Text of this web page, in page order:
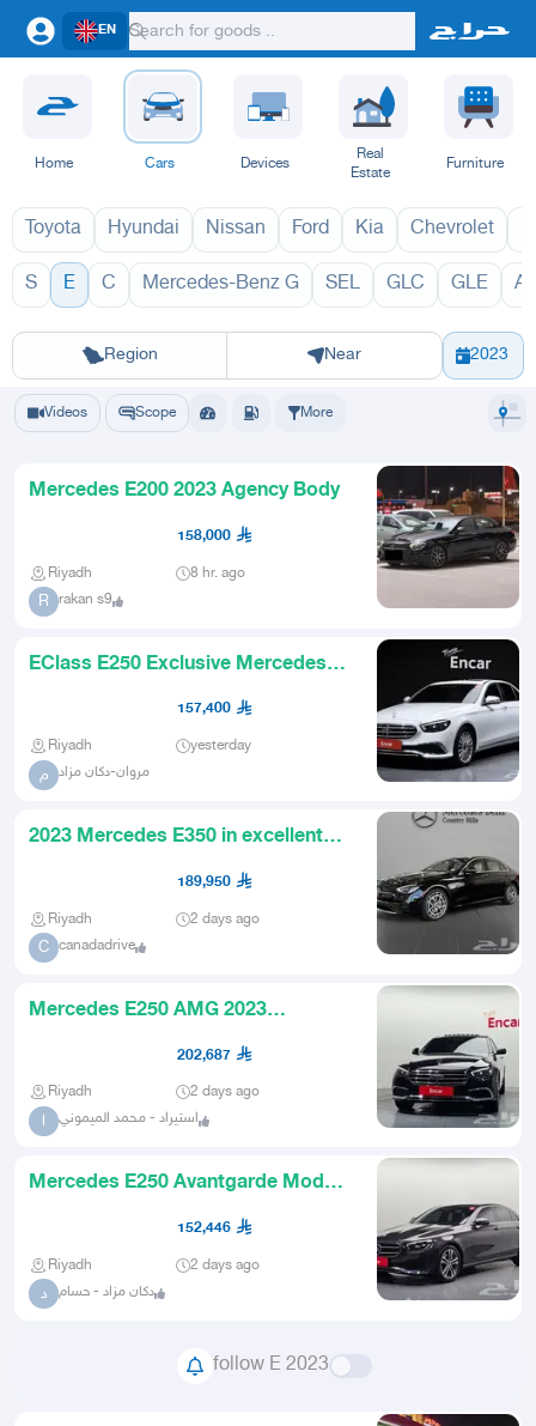
EN
Home Cars Devices
Real
Estate
Furniture
Toyota Hyundai Nissan Ford Kia Chevrolet
S E C Mercedes-Benz G SEL GLC GLE
Region
Riyadh Eastern Region Yanbu Hafar Al Batin Madinah
Near 2023
E 2027 E
Videos Scope More
Mercedes E200 2023 Agency Body
158,000
Riyadh 8 hr. ago
R rakan s9
EClass E250 Exclusive Mercedes
157,400
Riyadh yesterday
م مروان-دكان مزاد
2023 Mercedes E350 in excellent
189,950
Riyadh 2 days ago
C canadadrive
Mercedes E250 AMG 2023
202,687
Riyadh 2 days ago
ا استيراد - محمد الميموني
Mercedes E250 Avantgarde Model
152,446
Riyadh 2 days ago
د دكان مزاد - حسام
follow E 2023